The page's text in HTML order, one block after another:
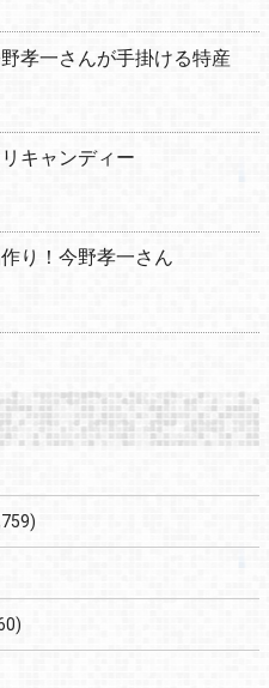
孝一さんが手掛ける特産
キャンディー
り！今野孝一さん